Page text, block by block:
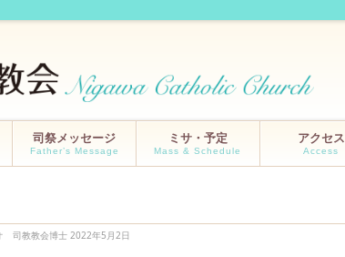
司祭メッセージ
Father’s Message
ミサ・予定
Mass & Schedule
アクセス
Access
司教教会博士 2022年5月2日